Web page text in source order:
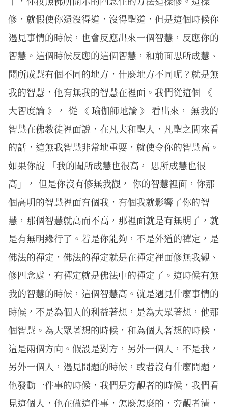
修，就假使你還沒得道，沒得聖道，但是這個時候你
遇見事情的時候，也會反應出來一個智慧，反應你的
智慧。這個時候反應的這個智慧，和前面思所成慧、
聞所成慧有個不同的地方，什麼地方不同呢？就是無
我的智慧，他有無我的智慧在裡面。我們從這個 《
大智度論 》， 從 《 瑜伽師地論 》 看出來， 無我的
智慧在佛教徒裡面說，在凡夫和聖人，凡聖之間來看
的話，這無我智慧非常地重要，就使令你的智慧高。
如果你說 「我的聞所成慧也很高， 思所成慧也很
高」， 但是你沒有修無我觀， 你的智慧裡面，你那
個高明的智慧裡面有個我，有個我就影響了你的智
慧，那個智慧就高而不高，那裡面就是有無明了，就
是有無明緣行了。若是你能夠，不是外道的禪定，是
佛法的禪定，佛法的禪定就是在禪定裡面修無我觀、
修四念處，有禪定就是佛法中的禪定了。這時候有無
我的智慧的時候，這個智慧高。就是遇見什麼事情的
時候，不是為個人的利益著想，是為大眾著想，他那
個智慧。為大眾著想的時候，和為個人著想的時候，
這是兩個方向。假設是對方，另外一個人，不是我，
另外一個人，遇見問題的時候，或者沒有什麼問題，
他發動一件事的時候，我們是旁觀者的時候，我們看
見這個人，他在做這件事，怎麼怎麼的，旁觀者清，